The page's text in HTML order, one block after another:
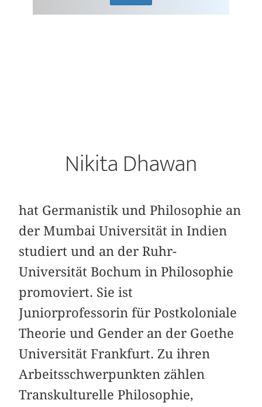
Nikita Dhawan
hat Germanistik und Philosophie an
der Mumbai Universität in Indien
studiert und an der Ruhr-
Universität Bochum in Philosophie
promoviert. Sie ist
Juniorprofessorin für Postkoloniale
Theorie und Gender an der Goethe
Universität Frankfurt. Zu ihren
Arbeitsschwerpunkten zählen
Transkulturelle Philosophie,